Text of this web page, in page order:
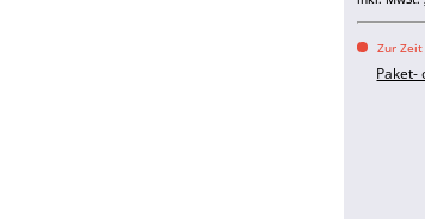
Zur
Paket-